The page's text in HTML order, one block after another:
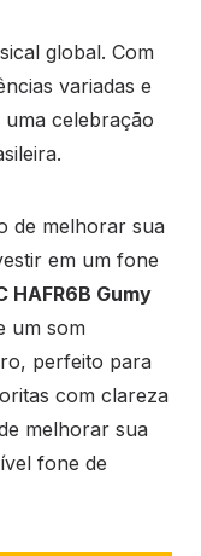
global. Com
variadas e
celebração
de melhorar sua
em um fone
HAFR6B Gumy
um som
perfeito para
com clareza
melhorar sua
fone de